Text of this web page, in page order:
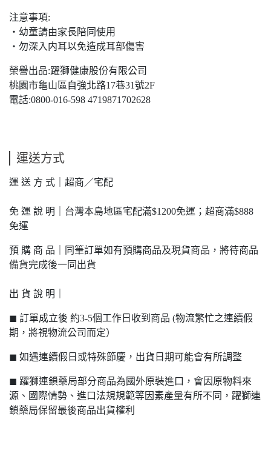
注意事項:
・幼童請由家長陪同使用
・勿深入内耳以免造成耳部傷害
榮譽出品:躍獅健康股份有限公司
桃園市龜山區自強北路17巷31號2F
電話:0800-016-598 4719871702628
運送方式
運 送 方 式｜超商／宅配
免 運 說 明｜台灣本島地區宅配滿$1200免運；超商滿$888
免運
預 購 商 品｜同筆訂單如有預購商品及現貨商品，將待商品
備貨完成後一同出貨
出 貨 說 明｜
◼ 訂單成立後 約3-5個工作日收到商品 (物流繁忙之連續假
期，將視物流公司而定）
◼ 如遇連續假日或特殊節慶，出貨日期可能會有所調整
◼ 躍獅連鎖藥局部分商品為國外原裝進口，會因原物料來
源、國際情勢、進口法規規範等因素產量有所不同，躍獅連
鎖藥局保留最後商品出貨權利